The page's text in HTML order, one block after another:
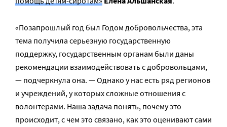
«Позапрошлый год был Годом добровольчества, эта
тема получила серьезную государственную
поддержку, государственным органам были даны
рекомендации взаимодействовать с добровольцами,
— подчеркнула она. — Однако у нас есть ряд регионов
и учреждений, у которых сложные отношения с
волонтерами. Наша задача понять, почему это
происходит, с чем это связано, как это оценивают сами